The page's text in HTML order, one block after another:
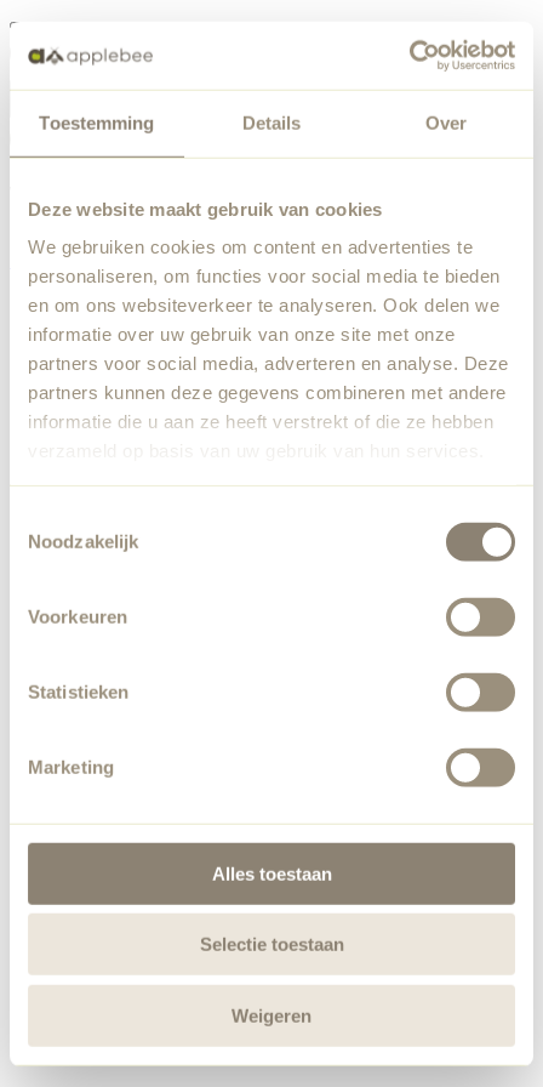
Toestemming Details Over
Deze website maakt gebruik van cookies
We gebruiken cookies om content en advertenties te
personaliseren, om functies voor social media te bieden
en om ons websiteverkeer te analyseren. Ook delen we
informatie over uw gebruik van onze site met onze
partners voor social media, adverteren en analyse. Deze
partners kunnen deze gegevens combineren met andere
informatie die u aan ze heeft verstrekt of die ze hebben
verzameld op basis van uw gebruik van hun services.
Noodzakelijk
Voorkeuren
Statistieken
Marketing
Alles toestaan
Selectie toestaan
Weigeren
Something went wrong
been notified.
Back to home